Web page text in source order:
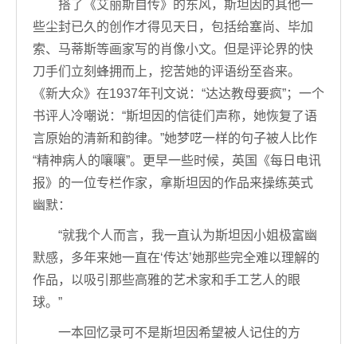
搭了《艾丽斯自传》的东风，斯坦因的其他一
些尘封已久的创作才得见天日，包括给塞尚、毕加
索、马蒂斯等画家写的肖像小文。但是评论界的快
刀手们立刻蜂拥而上，挖苦她的评语纷至沓来。
《新大众》在1937年刊文说：“达达教母要疯”；一个
书评人冷嘲说：“斯坦因的信徒们声称，她恢复了语
言原始的清新和韵律。”她梦呓一样的句子被人比作
“精神病人的嚷嚷”。更早一些时候，英国《每日电讯
报》的一位专栏作家，拿斯坦因的作品来操练英式
幽默：
“就我个人而言，我一直认为斯坦因小姐极富幽
默感，多年来她一直在‘传达’她那些完全难以理解的
作品，以吸引那些高雅的艺术家和手工艺人的眼
球。”
一本回忆录可不是斯坦因希望被人记住的方